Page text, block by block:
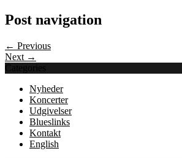
Post navigation
← Previous
Next →
Categories
Nyheder
Koncerter
Udgivelser
Blueslinks
Kontakt
English